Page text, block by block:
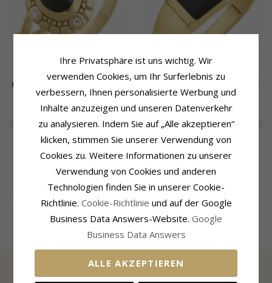
Onyx Ring aus vergoldetem
Sterlingsilber
CHANTI Preis 92,-
EXTRA 75% 23,-
Viereckigem Onyx Ring aus
vergoldetem Sterlingsilber
CHANTI Preis 106,-
EXTRA 75% 27,-
.
Læs mere
Ihre Privatsphäre ist uns wichtig. Wir
verwenden Cookies, um Ihr Surferlebnis zu
verbessern, Ihnen personalisierte Werbung und
Inhalte anzuzeigen und unseren Datenverkehr
zu analysieren. Indem Sie auf „Alle akzeptieren“
klicken, stimmen Sie unserer Verwendung von
Cookies zu. Weitere Informationen zu unserer
Verwendung von Cookies und anderen
Technologien finden Sie in unserer Cookie-
Richtlinie. Cookie-Richtlinie und auf der Google
Business Data Answers-Website. Google
Business Data Answers
ALLE AKZEPTIEREN